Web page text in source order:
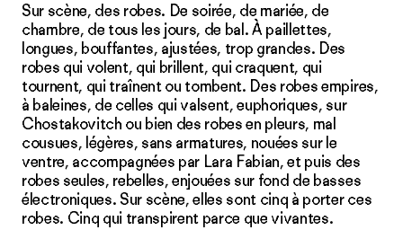
Sur scène, des robes. De soirée, de mariée, de
chambre, de tous les jours, de bal. À paillettes,
longues, bouffantes, ajustées, trop grandes. Des
robes qui volent, qui brillent, qui craquent, qui
tournent, qui traînent ou tombent. Des robes empires,
à baleines, de celles qui valsent, euphoriques, sur
Chostakovitch ou bien des robes en pleurs, mal
cousues, légères, sans armatures, nouées sur le
ventre, accompagnées par Lara Fabian, et puis des
robes seules, rebelles, enjouées sur fond de basses
électroniques. Sur scène, elles sont cinq à porter ces
robes. Cinq qui transpirent parce que vivantes.